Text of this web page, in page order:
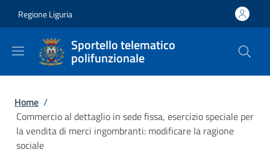
Regione Liguria
Sportello telematico
polifunzionale
Briciole di pane
Home /
Commercio al dettaglio in sede fissa, esercizio speciale per
la vendita di merci ingombranti: modificare la ragione
sociale